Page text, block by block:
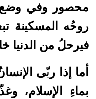
محصور وفي وضع
روحُه المسكينة
فيرحلُ من الدنيا
أما إذا ربّى
بماءِ الإسلام،